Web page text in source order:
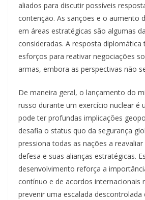
aliados para discutir possíveis
contenção. As sanções e o aumento
em áreas estratégicas são algumas
consideradas. A resposta diplomática
esforços para reativar negociações
armas, embora as perspectivas não
De maneira geral, o lançamento do
russo durante um exercício nuclear é
pode ter profundas implicações
desafia o status quo da segurança
pressiona todas as nações a
defesa e suas alianças estratégicas.
desenvolvimento reforça a
contínuo e de acordos internacionais
prevenir uma escalada descontrolada